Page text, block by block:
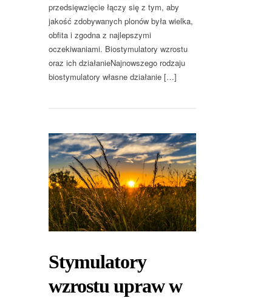
przedsięwzięcie łączy się z tym, aby
jakość zdobywanych plonów była wielka,
obfita i zgodna z najlepszymi
oczekiwaniami. Biostymulatory wzrostu
oraz ich działanieNajnowszego rodzaju
biostymulatory własne działanie […]
Stymulatory
wzrostu upraw w